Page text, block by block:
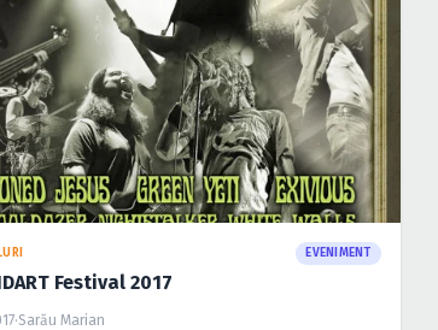
EVENIMENT
Festival 2017
·Sarău Marian